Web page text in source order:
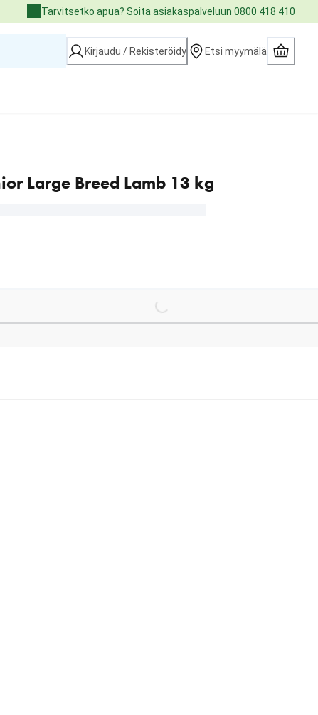
Tarvitsetko apua? Soita asiakaspalveluun 0800 418 410
Kirjaudu / Rekisteröidy Etsi myymälä
Large Breed Lamb 13 kg
Loading...